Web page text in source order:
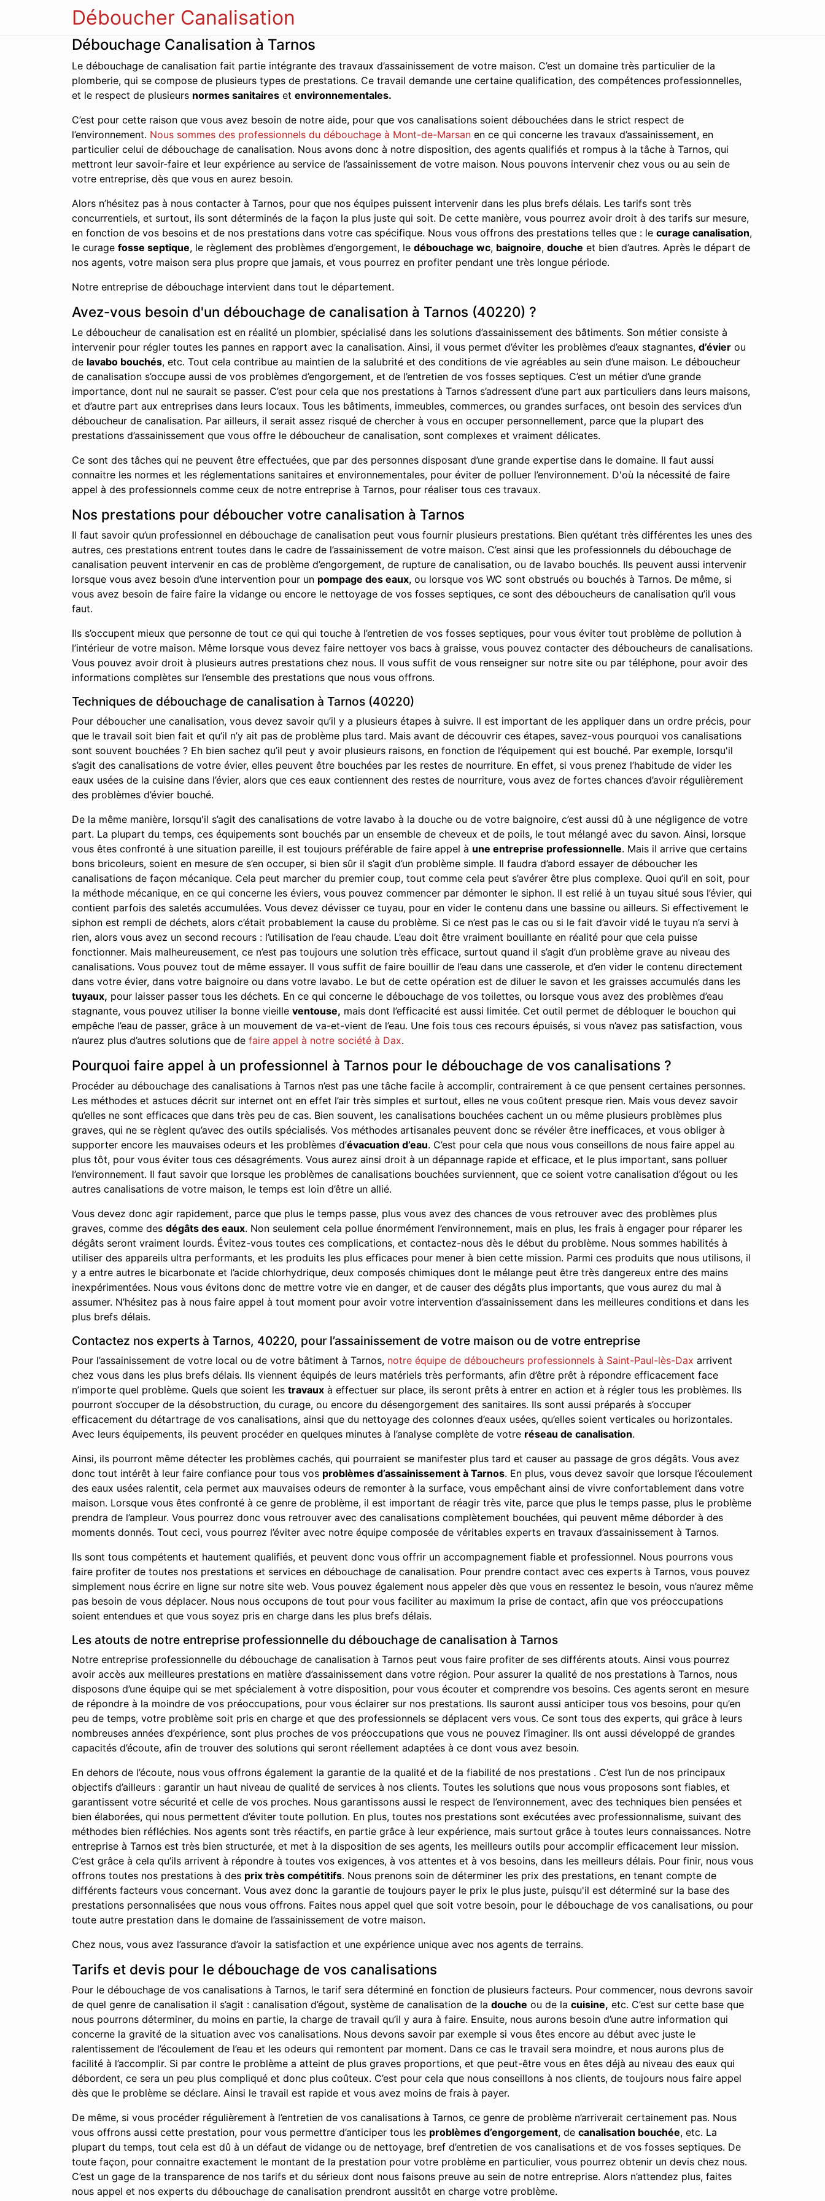
Déboucher Canalisation
Débouchage Canalisation à Tarnos
Le débouchage de canalisation fait partie intégrante des travaux d’assainissement de votre maison. C’est un domaine très particulier de la
plomberie, qui se compose de plusieurs types de prestations. Ce travail demande une certaine qualification, des compétences professionnelles,
et le respect de plusieurs normes sanitaires et environnementales.
C’est pour cette raison que vous avez besoin de notre aide, pour que vos canalisations soient débouchées dans le strict respect de
l’environnement. Nous sommes des professionnels du débouchage à Mont-de-Marsan en ce qui concerne les travaux d’assainissement, en
particulier celui de débouchage de canalisation. Nous avons donc à notre disposition, des agents qualifiés et rompus à la tâche à Tarnos, qui
mettront leur savoir-faire et leur expérience au service de l’assainissement de votre maison. Nous pouvons intervenir chez vous ou au sein de
votre entreprise, dès que vous en aurez besoin.
Alors n’hésitez pas à nous contacter à Tarnos, pour que nos équipes puissent intervenir dans les plus brefs délais. Les tarifs sont très
concurrentiels, et surtout, ils sont déterminés de la façon la plus juste qui soit. De cette manière, vous pourrez avoir droit à des tarifs sur mesure,
en fonction de vos besoins et de nos prestations dans votre cas spécifique. Nous vous offrons des prestations telles que : le curage canalisation,
le curage fosse septique, le règlement des problèmes d’engorgement, le débouchage wc, baignoire, douche et bien d’autres. Après le départ de
nos agents, votre maison sera plus propre que jamais, et vous pourrez en profiter pendant une très longue période.
Notre entreprise de débouchage intervient dans tout le département.
Avez-vous besoin d'un débouchage de canalisation à Tarnos (40220) ?
Le déboucheur de canalisation est en réalité un plombier, spécialisé dans les solutions d’assainissement des bâtiments. Son métier consiste à
intervenir pour régler toutes les pannes en rapport avec la canalisation. Ainsi, il vous permet d’éviter les problèmes d’eaux stagnantes, d’évier ou
de lavabo bouchés, etc. Tout cela contribue au maintien de la salubrité et des conditions de vie agréables au sein d’une maison. Le déboucheur
de canalisation s’occupe aussi de vos problèmes d’engorgement, et de l’entretien de vos fosses septiques. C’est un métier d’une grande
importance, dont nul ne saurait se passer. C’est pour cela que nos prestations à Tarnos s’adressent d’une part aux particuliers dans leurs maisons,
et d’autre part aux entreprises dans leurs locaux. Tous les bâtiments, immeubles, commerces, ou grandes surfaces, ont besoin des services d’un
déboucheur de canalisation. Par ailleurs, il serait assez risqué de chercher à vous en occuper personnellement, parce que la plupart des
prestations d’assainissement que vous offre le déboucheur de canalisation, sont complexes et vraiment délicates.
Ce sont des tâches qui ne peuvent être effectuées, que par des personnes disposant d’une grande expertise dans le domaine. Il faut aussi
connaitre les normes et les réglementations sanitaires et environnementales, pour éviter de polluer l’environnement. D'où la nécessité de faire
appel à des professionnels comme ceux de notre entreprise à Tarnos, pour réaliser tous ces travaux.
Nos prestations pour déboucher votre canalisation à Tarnos
Il faut savoir qu’un professionnel en débouchage de canalisation peut vous fournir plusieurs prestations. Bien qu’étant très différentes les unes des
autres, ces prestations entrent toutes dans le cadre de l’assainissement de votre maison. C’est ainsi que les professionnels du débouchage de
canalisation peuvent intervenir en cas de problème d’engorgement, de rupture de canalisation, ou de lavabo bouchés. Ils peuvent aussi intervenir
lorsque vous avez besoin d’une intervention pour un pompage des eaux, ou lorsque vos WC sont obstrués ou bouchés à Tarnos. De même, si
vous avez besoin de faire faire la vidange ou encore le nettoyage de vos fosses septiques, ce sont des déboucheurs de canalisation qu’il vous
faut.
Ils s’occupent mieux que personne de tout ce qui qui touche à l’entretien de vos fosses septiques, pour vous éviter tout problème de pollution à
l’intérieur de votre maison. Même lorsque vous devez faire nettoyer vos bacs à graisse, vous pouvez contacter des déboucheurs de canalisations.
Vous pouvez avoir droit à plusieurs autres prestations chez nous. Il vous suffit de vous renseigner sur notre site ou par téléphone, pour avoir des
informations complètes sur l’ensemble des prestations que nous vous offrons.
Techniques de débouchage de canalisation à Tarnos (40220)
Pour déboucher une canalisation, vous devez savoir qu’il y a plusieurs étapes à suivre. Il est important de les appliquer dans un ordre précis, pour
que le travail soit bien fait et qu’il n’y ait pas de problème plus tard. Mais avant de découvrir ces étapes, savez-vous pourquoi vos canalisations
sont souvent bouchées ? Eh bien sachez qu’il peut y avoir plusieurs raisons, en fonction de l’équipement qui est bouché. Par exemple, lorsqu'il
s’agit des canalisations de votre évier, elles peuvent être bouchées par les restes de nourriture. En effet, si vous prenez l’habitude de vider les
eaux usées de la cuisine dans l’évier, alors que ces eaux contiennent des restes de nourriture, vous avez de fortes chances d’avoir régulièrement
des problèmes d’évier bouché.
De la même manière, lorsqu'il s’agit des canalisations de votre lavabo à la douche ou de votre baignoire, c’est aussi dû à une négligence de votre
part. La plupart du temps, ces équipements sont bouchés par un ensemble de cheveux et de poils, le tout mélangé avec du savon. Ainsi, lorsque
vous êtes confronté à une situation pareille, il est toujours préférable de faire appel à une entreprise professionnelle. Mais il arrive que certains
bons bricoleurs, soient en mesure de s’en occuper, si bien sûr il s’agit d’un problème simple. Il faudra d’abord essayer de déboucher les
canalisations de façon mécanique. Cela peut marcher du premier coup, tout comme cela peut s’avérer être plus complexe. Quoi qu’il en soit, pour
la méthode mécanique, en ce qui concerne les éviers, vous pouvez commencer par démonter le siphon. Il est relié à un tuyau situé sous l’évier, qui
contient parfois des saletés accumulées. Vous devez dévisser ce tuyau, pour en vider le contenu dans une bassine ou ailleurs. Si effectivement le
siphon est rempli de déchets, alors c’était probablement la cause du problème. Si ce n’est pas le cas ou si le fait d’avoir vidé le tuyau n’a servi à
rien, alors vous avez un second recours : l’utilisation de l’eau chaude. L’eau doit être vraiment bouillante en réalité pour que cela puisse
fonctionner. Mais malheureusement, ce n’est pas toujours une solution très efficace, surtout quand il s’agit d’un problème grave au niveau des
canalisations. Vous pouvez tout de même essayer. Il vous suffit de faire bouillir de l’eau dans une casserole, et d’en vider le contenu directement
dans votre évier, dans votre baignoire ou dans votre lavabo. Le but de cette opération est de diluer le savon et les graisses accumulés dans les
tuyaux, pour laisser passer tous les déchets. En ce qui concerne le débouchage de vos toilettes, ou lorsque vous avez des problèmes d’eau
stagnante, vous pouvez utiliser la bonne vieille ventouse, mais dont l’efficacité est aussi limitée. Cet outil permet de débloquer le bouchon qui
empêche l’eau de passer, grâce à un mouvement de va-et-vient de l’eau. Une fois tous ces recours épuisés, si vous n’avez pas satisfaction, vous
n’aurez plus d’autres solutions que de faire appel à notre société à Dax.
Pourquoi faire appel à un professionnel à Tarnos pour le débouchage de vos canalisations ?
Procéder au débouchage des canalisations à Tarnos n’est pas une tâche facile à accomplir, contrairement à ce que pensent certaines personnes.
Les méthodes et astuces décrit sur internet ont en effet l’air très simples et surtout, elles ne vous coûtent presque rien. Mais vous devez savoir
qu’elles ne sont efficaces que dans très peu de cas. Bien souvent, les canalisations bouchées cachent un ou même plusieurs problèmes plus
graves, qui ne se règlent qu’avec des outils spécialisés. Vos méthodes artisanales peuvent donc se révéler être inefficaces, et vous obliger à
supporter encore les mauvaises odeurs et les problèmes d’évacuation d’eau. C’est pour cela que nous vous conseillons de nous faire appel au
plus tôt, pour vous éviter tous ces désagréments. Vous aurez ainsi droit à un dépannage rapide et efficace, et le plus important, sans polluer
l’environnement. Il faut savoir que lorsque les problèmes de canalisations bouchées surviennent, que ce soient votre canalisation d’égout ou les
autres canalisations de votre maison, le temps est loin d’être un allié.
Vous devez donc agir rapidement, parce que plus le temps passe, plus vous avez des chances de vous retrouver avec des problèmes plus
graves, comme des dégâts des eaux. Non seulement cela pollue énormément l’environnement, mais en plus, les frais à engager pour réparer les
dégâts seront vraiment lourds. Évitez-vous toutes ces complications, et contactez-nous dès le début du problème. Nous sommes habilités à
utiliser des appareils ultra performants, et les produits les plus efficaces pour mener à bien cette mission. Parmi ces produits que nous utilisons, il
y a entre autres le bicarbonate et l’acide chlorhydrique, deux composés chimiques dont le mélange peut être très dangereux entre des mains
inexpérimentées. Nous vous évitons donc de mettre votre vie en danger, et de causer des dégâts plus importants, que vous aurez du mal à
assumer. N’hésitez pas à nous faire appel à tout moment pour avoir votre intervention d’assainissement dans les meilleures conditions et dans les
plus brefs délais.
Contactez nos experts à Tarnos, 40220, pour l’assainissement de votre maison ou de votre entreprise
Pour l’assainissement de votre local ou de votre bâtiment à Tarnos, notre équipe de déboucheurs professionnels à Saint-Paul-lès-Dax arrivent
chez vous dans les plus brefs délais. Ils viennent équipés de leurs matériels très performants, afin d’être prêt à répondre efficacement face
n’importe quel problème. Quels que soient les travaux à effectuer sur place, ils seront prêts à entrer en action et à régler tous les problèmes. Ils
pourront s’occuper de la désobstruction, du curage, ou encore du désengorgement des sanitaires. Ils sont aussi préparés à s’occuper
efficacement du détartrage de vos canalisations, ainsi que du nettoyage des colonnes d’eaux usées, qu’elles soient verticales ou horizontales.
Avec leurs équipements, ils peuvent procéder en quelques minutes à l’analyse complète de votre réseau de canalisation.
Ainsi, ils pourront même détecter les problèmes cachés, qui pourraient se manifester plus tard et causer au passage de gros dégâts. Vous avez
donc tout intérêt à leur faire confiance pour tous vos problèmes d’assainissement à Tarnos. En plus, vous devez savoir que lorsque l’écoulement
des eaux usées ralentit, cela permet aux mauvaises odeurs de remonter à la surface, vous empêchant ainsi de vivre confortablement dans votre
maison. Lorsque vous êtes confronté à ce genre de problème, il est important de réagir très vite, parce que plus le temps passe, plus le problème
prendra de l’ampleur. Vous pourrez donc vous retrouver avec des canalisations complètement bouchées, qui peuvent même déborder à des
moments donnés. Tout ceci, vous pourrez l’éviter avec notre équipe composée de véritables experts en travaux d’assainissement à Tarnos.
Ils sont tous compétents et hautement qualifiés, et peuvent donc vous offrir un accompagnement fiable et professionnel. Nous pourrons vous
faire profiter de toutes nos prestations et services en débouchage de canalisation. Pour prendre contact avec ces experts à Tarnos, vous pouvez
simplement nous écrire en ligne sur notre site web. Vous pouvez également nous appeler dès que vous en ressentez le besoin, vous n’aurez même
pas besoin de vous déplacer. Nous nous occupons de tout pour vous faciliter au maximum la prise de contact, afin que vos préoccupations
soient entendues et que vous soyez pris en charge dans les plus brefs délais.
Les atouts de notre entreprise professionnelle du débouchage de canalisation à Tarnos
Notre entreprise professionnelle du débouchage de canalisation à Tarnos peut vous faire profiter de ses différents atouts. Ainsi vous pourrez
avoir accès aux meilleures prestations en matière d’assainissement dans votre région. Pour assurer la qualité de nos prestations à Tarnos, nous
disposons d’une équipe qui se met spécialement à votre disposition, pour vous écouter et comprendre vos besoins. Ces agents seront en mesure
de répondre à la moindre de vos préoccupations, pour vous éclairer sur nos prestations. Ils sauront aussi anticiper tous vos besoins, pour qu’en
peu de temps, votre problème soit pris en charge et que des professionnels se déplacent vers vous. Ce sont tous des experts, qui grâce à leurs
nombreuses années d’expérience, sont plus proches de vos préoccupations que vous ne pouvez l’imaginer. Ils ont aussi développé de grandes
capacités d’écoute, afin de trouver des solutions qui seront réellement adaptées à ce dont vous avez besoin.
En dehors de l’écoute, nous vous offrons également la garantie de la qualité et de la fiabilité de nos prestations . C’est l’un de nos principaux
objectifs d’ailleurs : garantir un haut niveau de qualité de services à nos clients. Toutes les solutions que nous vous proposons sont fiables, et
garantissent votre sécurité et celle de vos proches. Nous garantissons aussi le respect de l’environnement, avec des techniques bien pensées et
bien élaborées, qui nous permettent d’éviter toute pollution. En plus, toutes nos prestations sont exécutées avec professionnalisme, suivant des
méthodes bien réfléchies. Nos agents sont très réactifs, en partie grâce à leur expérience, mais surtout grâce à toutes leurs connaissances. Notre
entreprise à Tarnos est très bien structurée, et met à la disposition de ses agents, les meilleurs outils pour accomplir efficacement leur mission.
C’est grâce à cela qu’ils arrivent à répondre à toutes vos exigences, à vos attentes et à vos besoins, dans les meilleurs délais. Pour finir, nous vous
offrons toutes nos prestations à des prix très compétitifs. Nous prenons soin de déterminer les prix des prestations, en tenant compte de
différents facteurs vous concernant. Vous avez donc la garantie de toujours payer le prix le plus juste, puisqu'il est déterminé sur la base des
prestations personnalisées que nous vous offrons. Faites nous appel quel que soit votre besoin, pour le débouchage de vos canalisations, ou pour
toute autre prestation dans le domaine de l’assainissement de votre maison.
Chez nous, vous avez l’assurance d’avoir la satisfaction et une expérience unique avec nos agents de terrains.
Tarifs et devis pour le débouchage de vos canalisations
Pour le débouchage de vos canalisations à Tarnos, le tarif sera déterminé en fonction de plusieurs facteurs. Pour commencer, nous devrons savoir
de quel genre de canalisation il s’agit : canalisation d’égout, système de canalisation de la douche ou de la cuisine, etc. C’est sur cette base que
nous pourrons déterminer, du moins en partie, la charge de travail qu’il y aura à faire. Ensuite, nous aurons besoin d’une autre information qui
concerne la gravité de la situation avec vos canalisations. Nous devons savoir par exemple si vous êtes encore au début avec juste le
ralentissement de l’écoulement de l’eau et les odeurs qui remontent par moment. Dans ce cas le travail sera moindre, et nous aurons plus de
facilité à l’accomplir. Si par contre le problème a atteint de plus graves proportions, et que peut-être vous en êtes déjà au niveau des eaux qui
débordent, ce sera un peu plus compliqué et donc plus coûteux. C’est pour cela que nous conseillons à nos clients, de toujours nous faire appel
dès que le problème se déclare. Ainsi le travail est rapide et vous avez moins de frais à payer.
De même, si vous procéder régulièrement à l’entretien de vos canalisations à Tarnos, ce genre de problème n’arriverait certainement pas. Nous
vous offrons aussi cette prestation, pour vous permettre d’anticiper tous les problèmes d’engorgement, de canalisation bouchée, etc. La
plupart du temps, tout cela est dû à un défaut de vidange ou de nettoyage, bref d’entretien de vos canalisations et de vos fosses septiques. De
toute façon, pour connaitre exactement le montant de la prestation pour votre problème en particulier, vous pourrez obtenir un devis chez nous.
C’est un gage de la transparence de nos tarifs et du sérieux dont nous faisons preuve au sein de notre entreprise. Alors n’attendez plus, faites
nous appel et nos experts du débouchage de canalisation prendront aussitôt en charge votre problème.